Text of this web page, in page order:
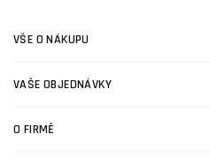
VŠE O NÁKUPU
VAŠE OBJEDNÁVKY
O FIRMĚ